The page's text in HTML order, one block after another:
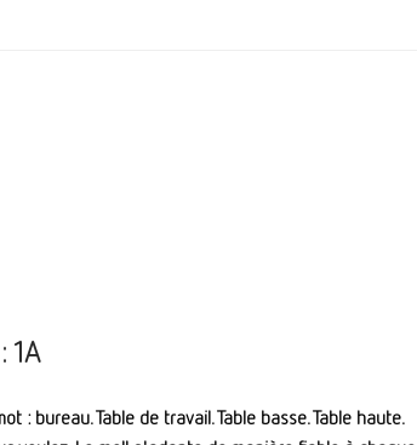
1A
: bureau. Table de travail. Table basse. Table haute.